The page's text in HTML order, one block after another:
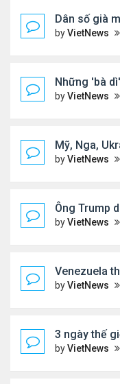
Dân số già
byVietNews
Những 'bà
byVietNews
Mỹ, Nga,
byVietNews
Ông Trump
byVietNews
Venezuela
byVietNews
3 ngày thế
byVietNews